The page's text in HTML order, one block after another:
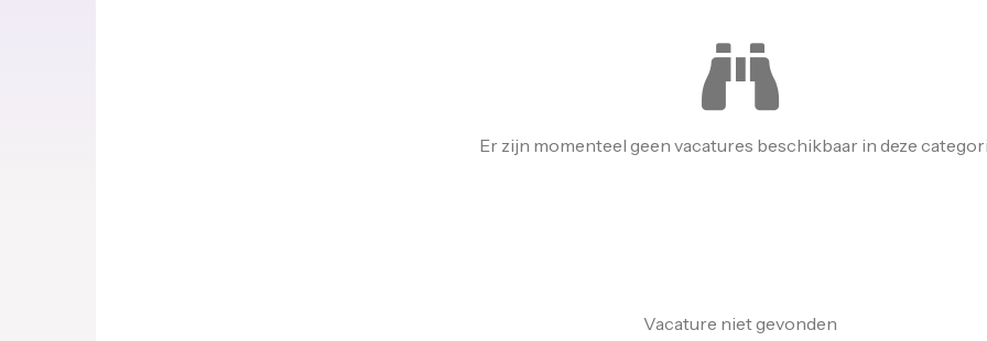
Er zijn momenteel geen vacatures beschikbaar in deze
Vacature niet gevonden